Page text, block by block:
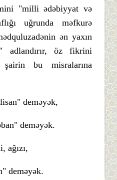
"milli ədəbiyyat və
uğrunda məfkurə
ən yaxın
adlandırır, öz fikrini
şairin bu misralarına
deməyək,
deməyək.
ağızı,
deməyək.